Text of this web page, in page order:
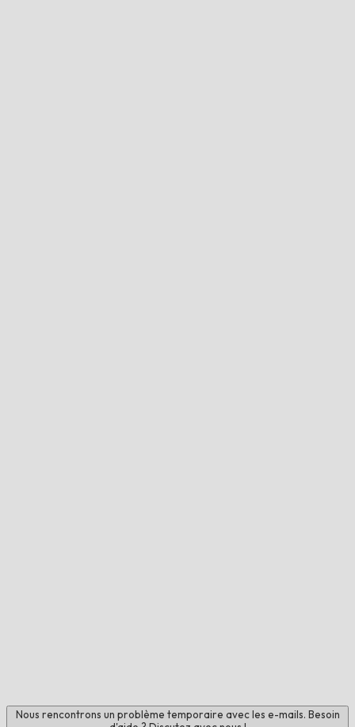
Nous rencontrons un problème temporaire avec les e-mails. Besoin